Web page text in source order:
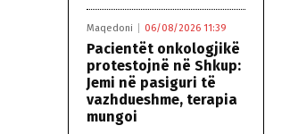
Maqedoni 06/08/2026 11:39
Pacientët onkologjikë
protestojnë në Shkup:
Jemi në pasiguri të
vazhdueshme, terapia
mungoi